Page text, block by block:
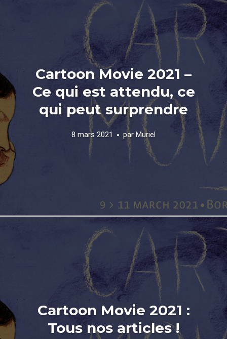
Cartoon Movie 2021 –
Ce qui est attendu, ce
qui peut surprendre
8 mars 2021 par Muriel
Cartoon Movie 2021 :
Tous nos articles !